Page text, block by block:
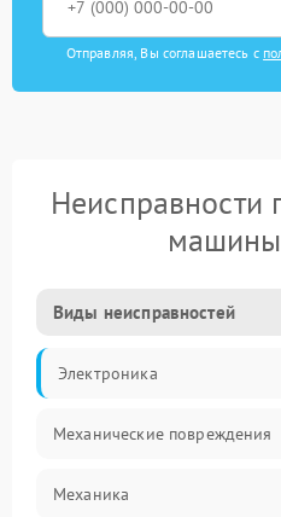
Отправляя, Вы соглашаетесь с
Неисправности
Виды неисправностей
Электроника
Механические повреждения
Механика